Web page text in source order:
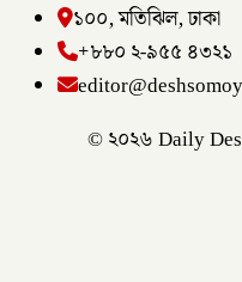
১০০, মতিঝিল, ঢাকা
+৮৮০ ২-৯৫৫ ৪৩২১
© ২০২৬ Daily